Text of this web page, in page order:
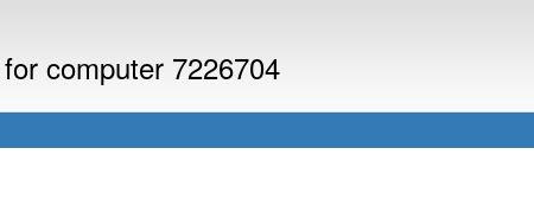
computer 7226704